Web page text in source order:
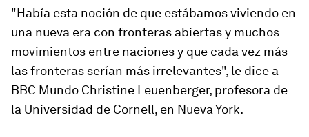
"Había esta noción de que estábamos viviendo en
una nueva era con fronteras abiertas y muchos
movimientos entre naciones y que cada vez más
las fronteras serían más irrelevantes", le dice a
BBC Mundo Christine Leuenberger, profesora de
la Universidad de Cornell, en Nueva York.